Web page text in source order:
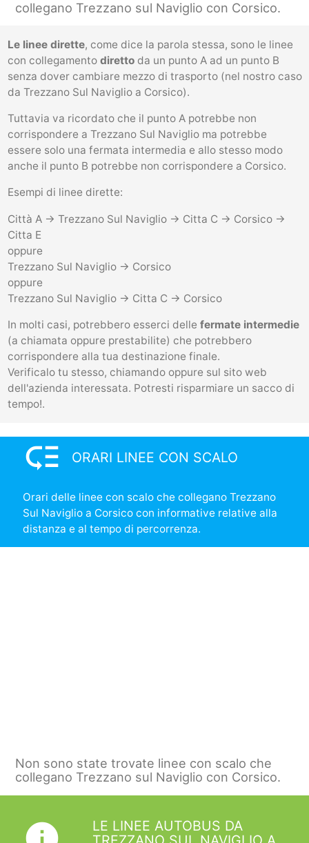
collegano Trezzano sul Naviglio con Corsico.
Le linee dirette, come dice la parola stessa, sono le linee
con collegamento direttoda un punto A ad un punto B
senza dover cambiare mezzo di trasporto (nel nostro caso
da Trezzano Sul Naviglio a Corsico).
Tuttavia va ricordato che il punto A potrebbe non
corrispondere a Trezzano Sul Naviglio ma potrebbe
essere solo una fermata intermedia e allo stesso modo
anche il punto B potrebbe non corrispondere a Corsico.
Esempi di linee dirette:
Città A -> Trezzano Sul Naviglio -> Citta C -> Corsico ->
Citta E
oppure
Trezzano Sul Naviglio -> Corsico
oppure
Trezzano Sul Naviglio -> Citta C -> Corsico
In molti casi, potrebbero esserci delle fermate intermedie
(a chiamata oppure prestabilite) che potrebbero
corrispondere alla tua destinazione finale.
Verificalo tu stesso, chiamando oppure sul sito web
dell'azienda interessata. Potresti risparmiare un sacco di
tempo!.
low_priority ORARI LINEE CON SCALO
Orari delle linee con scalo che collegano Trezzano
Sul Naviglio a Corsico con informative relative alla
distanza e al tempo di percorrenza.
Non sono state trovate linee con scalo che
collegano Trezzano sul Naviglio con Corsico.
LE LINEE AUTOBUS DA